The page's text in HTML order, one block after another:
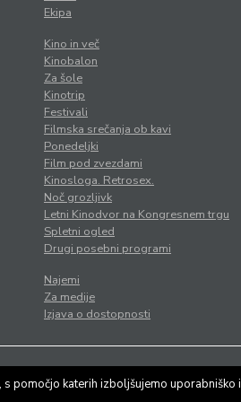
Ekipa
Kino in več
Kinobalon
Za šole
Kinotrip
Festivali
Filmska srečanja ob kavi
Ponedeljki
Film pod zvezdami
Kinosloga. Retrosex.
Noč grozljivk
Letni Kinodvor na Kongresnem trgu
Spletni ogled
Drugi posebni programi
Najemi
Za medije
Izjava o dostopnosti
|Varstvo osebnih podatkov
pomočjo katerih izboljšujemo